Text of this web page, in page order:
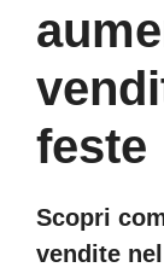
feste
Scopri
vendite